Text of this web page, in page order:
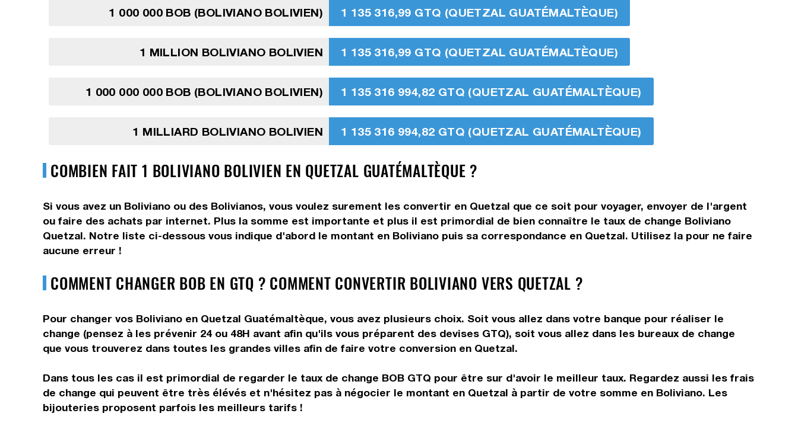
1 000 000 BOB (BOLIVIANO BOLIVIEN) 1 135 316,99 GTQ (QUETZAL GUATÉMALTÈQUE)
1 MILLION BOLIVIANO BOLIVIEN 1 135 316,99 GTQ (QUETZAL GUATÉMALTÈQUE)
1 000 000 000 BOB (BOLIVIANO BOLIVIEN) 1 135 316 994,82 GTQ (QUETZAL GUATÉMALTÈQUE)
1 MILLIARD BOLIVIANO BOLIVIEN 1 135 316 994,82 GTQ (QUETZAL GUATÉMALTÈQUE)
COMBIEN FAIT 1 BOLIVIANO BOLIVIEN EN QUETZAL GUATÉMALTÈQUE ?
Si vous avez un Boliviano ou des Bolivianos, vous voulez surement les convertir en Quetzal que ce soit pour voyager, envoyer de l'argent
ou faire des achats par internet. Plus la somme est importante et plus il est primordial de bien connaître le taux de change Boliviano
Quetzal. Notre liste ci-dessous vous indique d'abord le montant en Boliviano puis sa correspondance en Quetzal. Utilisez la pour ne faire
aucune erreur !
COMMENT CHANGER BOB EN GTQ ? COMMENT CONVERTIR BOLIVIANO VERS QUETZAL ?
Pour changer vos Boliviano en Quetzal Guatémaltèque, vous avez plusieurs choix. Soit vous allez dans votre banque pour réaliser le
change (pensez à les prévenir 24 ou 48H avant afin qu'ils vous préparent des devises GTQ), soit vous allez dans les bureaux de change
que vous trouverez dans toutes les grandes villes afin de faire votre conversion en Quetzal.
Dans tous les cas il est primordial de regarder le taux de change BOB GTQ pour être sur d'avoir le meilleur taux. Regardez aussi les frais
de change qui peuvent être très élévés et n'hésitez pas à négocier le montant en Quetzal à partir de votre somme en Boliviano. Les
bijouteries proposent parfois les meilleurs tarifs !